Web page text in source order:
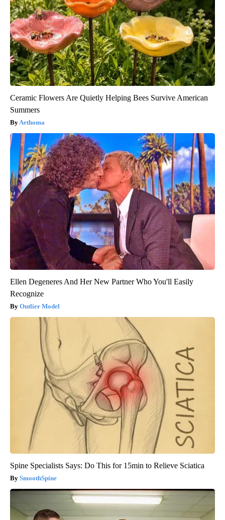
Ceramic Flowers Are Quietly Helping Bees Survive American
Summers
Aethoma
Ellen Degeneres And Her New Partner Who You'll Easily
Recognize
Outlier Model
Spine Specialists Says: Do This for 15min to Relieve Sciatica
SmoothSpine